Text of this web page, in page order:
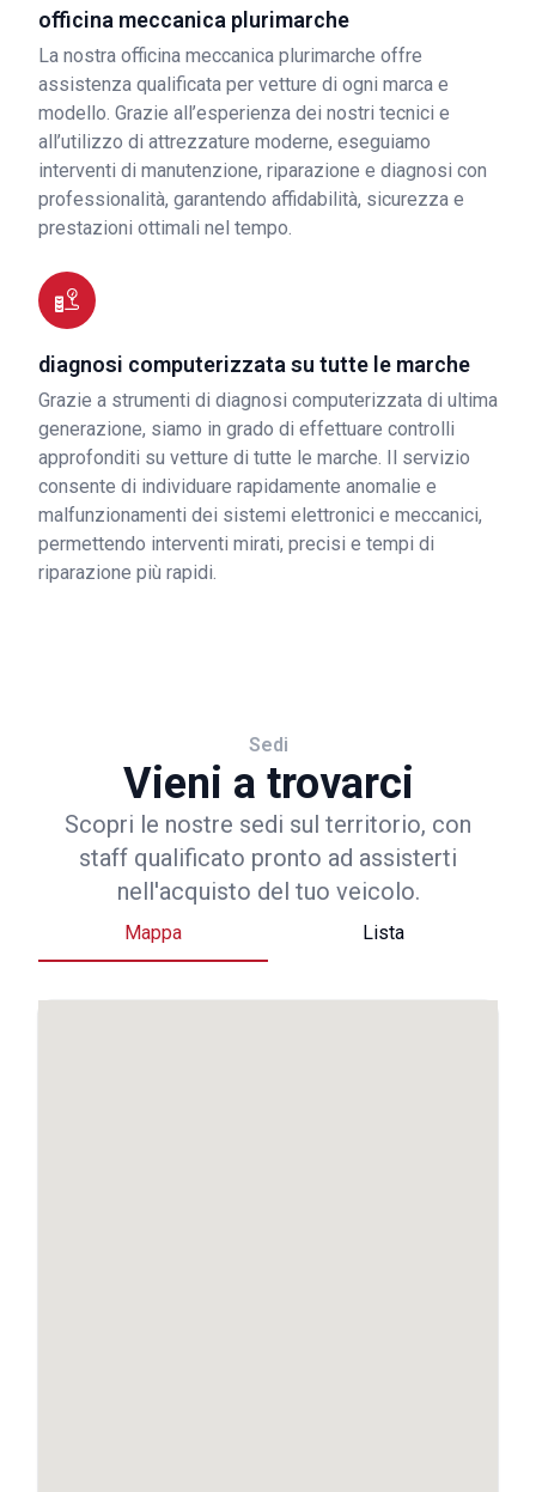
officina meccanica plurimarche
La nostra officina meccanica plurimarche offre
assistenza qualificata per vetture di ogni marca e
modello. Grazie all’esperienza dei nostri tecnici e
all’utilizzo di attrezzature moderne, eseguiamo
interventi di manutenzione, riparazione e diagnosi con
professionalità, garantendo affidabilità, sicurezza e
prestazioni ottimali nel tempo.
diagnosi computerizzata su tutte le marche
Grazie a strumenti di diagnosi computerizzata di ultima
generazione, siamo in grado di effettuare controlli
approfonditi su vetture di tutte le marche. Il servizio
consente di individuare rapidamente anomalie e
malfunzionamenti dei sistemi elettronici e meccanici,
permettendo interventi mirati, precisi e tempi di
riparazione più rapidi.
Sedi
Vieni a trovarci
Scopri le nostre sedi sul territorio, con
staff qualificato pronto ad assisterti
nell'acquisto del tuo veicolo.
Mappa Lista